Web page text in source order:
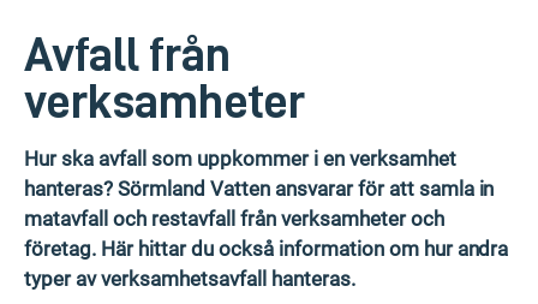
Avfall från
verksamheter
Hur ska avfall som uppkommer i en verksamhet
hanteras? Sörmland Vatten ansvarar för att samla in
matavfall och restavfall från verksamheter och
företag. Här hittar du också information om hur andra
typer av verksamhetsavfall hanteras.